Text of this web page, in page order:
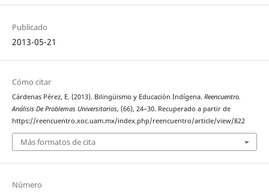
Publicado
2013-05-21
Cómo citar
Cárdenas Pérez, E. (2013). Bilingüismo y Educación Indígena. Reencuentro.
Análisis De Problemas Universitarios, (66), 24–30. Recuperado a partir de
https://reencuentro.xoc.uam.mx/index.php/reencuentro/article/view/822
Más formatos de cita
Número